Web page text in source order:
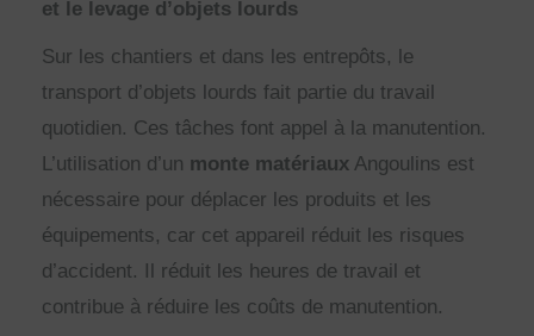
et le levage d’objets lourds
Sur les chantiers et dans les entrepôts, le
transport d’objets lourds fait partie du travail
quotidien. Ces tâches font appel à la manutention.
L’utilisation d’un monte matériaux Angoulins est
nécessaire pour déplacer les produits et les
équipements, car cet appareil réduit les risques
d’accident. Il réduit les heures de travail et
contribue à réduire les coûts de manutention.